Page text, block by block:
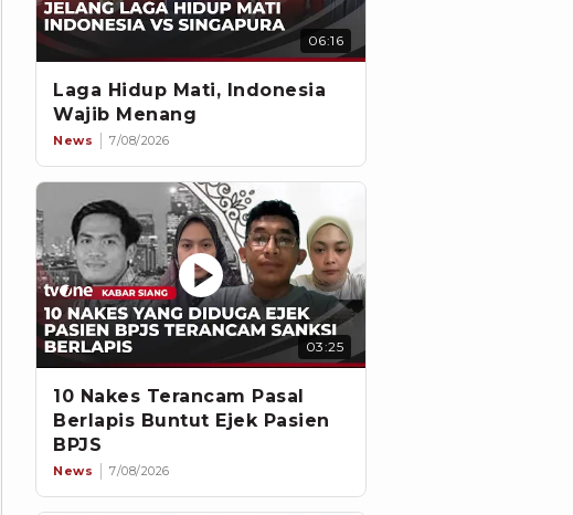
06:16
Laga Hidup Mati, Indonesia
Wajib Menang
News 7/08/2026
03:25
10 Nakes Terancam Pasal
Berlapis Buntut Ejek Pasien
BPJS
News 7/08/2026